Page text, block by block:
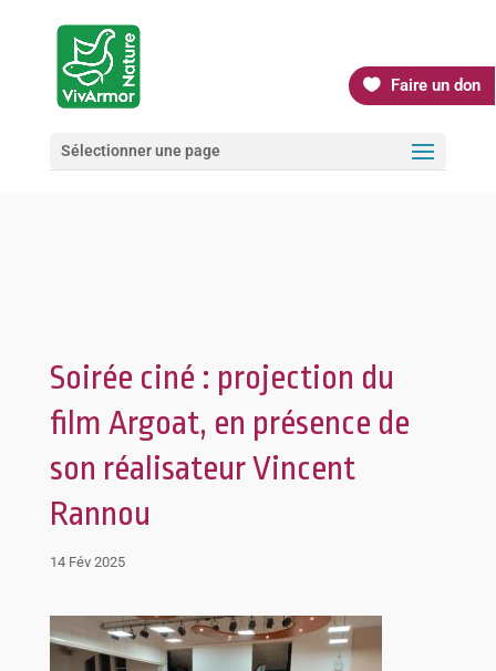
Faire un don
Sélectionner une page
Soirée ciné : projection du
film Argoat, en présence de
son réalisateur Vincent
Rannou
14 Fév 2025